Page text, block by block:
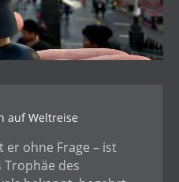
auf Weltreise
ohne Frage – ist
Trophäe des